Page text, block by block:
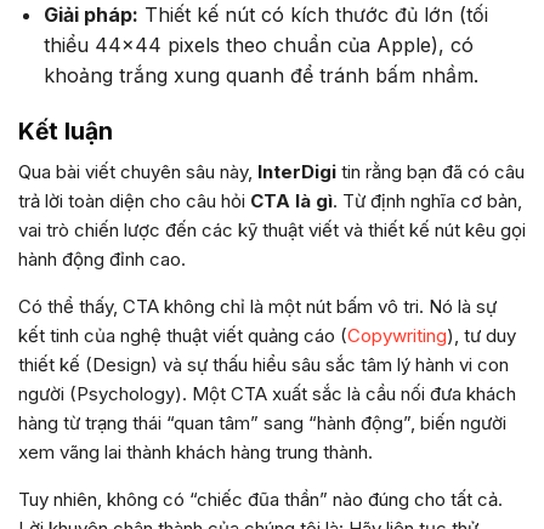
Giải pháp: Thiết kế nút có kích thước đủ lớn (tối
thiểu 44×44 pixels theo chuẩn của Apple), có
khoảng trắng xung quanh để tránh bấm nhầm.
Kết luận
Qua bài viết chuyên sâu này, InterDigi tin rằng bạn đã có câu
trả lời toàn diện cho câu hỏi CTA là gì. Từ định nghĩa cơ bản,
vai trò chiến lược đến các kỹ thuật viết và thiết kế nút kêu gọi
hành động đỉnh cao.
Có thể thấy, CTA không chỉ là một nút bấm vô tri. Nó là sự
kết tinh của nghệ thuật viết quảng cáo (Copywriting), tư duy
thiết kế (Design) và sự thấu hiểu sâu sắc tâm lý hành vi con
người (Psychology). Một CTA xuất sắc là cầu nối đưa khách
hàng từ trạng thái “quan tâm” sang “hành động”, biến người
xem vãng lai thành khách hàng trung thành.
Tuy nhiên, không có “chiếc đũa thần” nào đúng cho tất cả.